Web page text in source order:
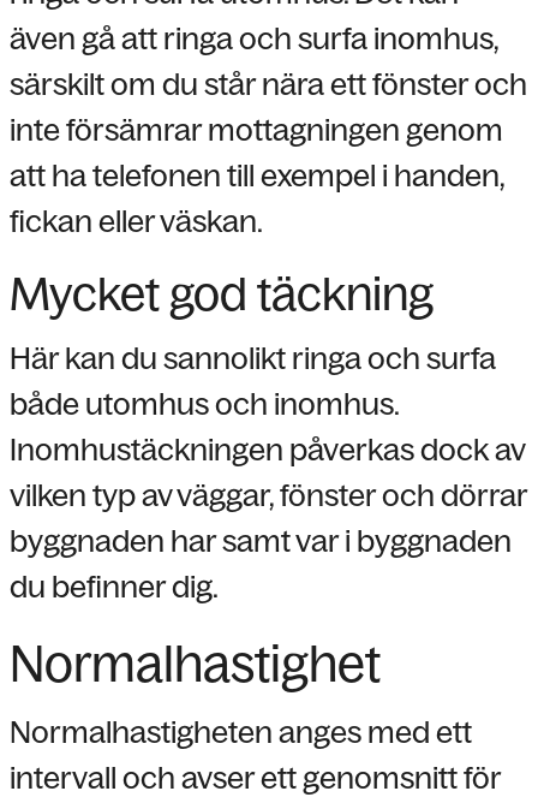
även gå att ringa och surfa inomhus,
särskilt om du står nära ett fönster och
inte försämrar mottagningen genom
att ha telefonen till exempel i handen,
fickan eller väskan.
Mycket god täckning
Här kan du sannolikt ringa och surfa
både utomhus och inomhus.
Inomhustäckningen påverkas dock av
vilken typ av väggar, fönster och dörrar
byggnaden har samt var i byggnaden
du befinner dig.
Normalhastighet
Normalhastigheten anges med ett
intervall och avser ett genomsnitt för